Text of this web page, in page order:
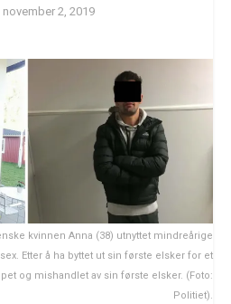
november 2, 2019
kvinnen Anna (38) utnyttet mindreårige
Etter å ha byttet ut sin første elsker for et
og mishandlet av sin første elsker. (Foto:
Politiet).